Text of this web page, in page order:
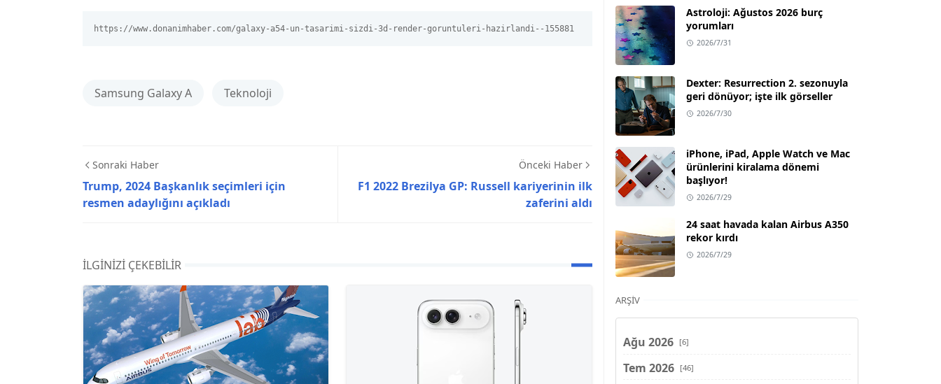
https://www.donanimhaber.com/galaxy-a54-un-tasarimi-sizdi-3d-render-goruntuleri-hazirlandi--155881
Samsung Galaxy A Teknoloji
Sonraki Haber
Trump, 2024 Başkanlık seçimleri için
resmen adaylığını açıkladı
Önceki Haber
F1 2022 Brezilya GP: Russell kariyerinin ilk
zaferini aldı
İLGINIZI ÇEKEBILIR
Astroloji: Ağustos 2026 burç
yorumları
2026/7/31
Dexter: Resurrection 2. sezonuyla
geri dönüyor; işte ilk görseller
2026/7/30
iPhone, iPad, Apple Watch ve Mac
ürünlerini kiralama dönemi
başlıyor!
2026/7/29
24 saat havada kalan Airbus A350
rekor kırdı
2026/7/29
ARŞIV
Ağu 2026 [6]
Tem 2026 [46]